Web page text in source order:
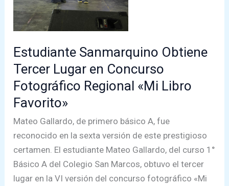
Estudiante Sanmarquino Obtiene
Tercer Lugar en Concurso
Fotográfico Regional «Mi Libro
Favorito»
Mateo Gallardo, de primero básico A, fue
reconocido en la sexta versión de este prestigioso
certamen. El estudiante Mateo Gallardo, del curso 1°
Básico A del Colegio San Marcos, obtuvo el tercer
lugar en la VI versión del concurso fotográfico «Mi